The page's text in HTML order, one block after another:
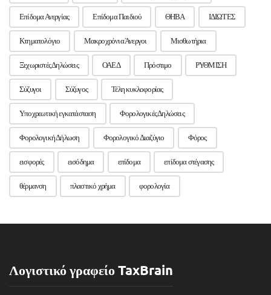
Επίδομα Ανεργίας Επίδομα Παιδιού ΘΗΒΑ ΙΔΙΩΤΕΣ
Κτηματολόγιο Μακροχρόνια Άνεργοι Μισθωτήρια
Ξεχωριστές Δηλώσεις ΟΑΕΔ Πρόστιμο ΡΥΘΜΙΣΗ
Σύζυγοι Σύζυγος Τέλη κυκλοφορίας
Υποχρεωτική εγκατάσταση Φορολογικές Δηλώσεις
Φορολογική Δήλωση Φορολογικό Διαζύγιο Φόρος
εισφορές εισόδημα επίδομα επίδομα στέγασης
θέρμανση πλαστικό χρήμα φορολογία
Λογιστικό γραφείο TaxBrain